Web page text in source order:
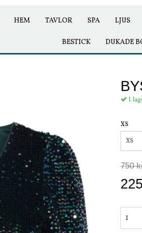
HEM TAVLOR SPA LJUS
BESTICK DUKADE
I
XS
XS
750